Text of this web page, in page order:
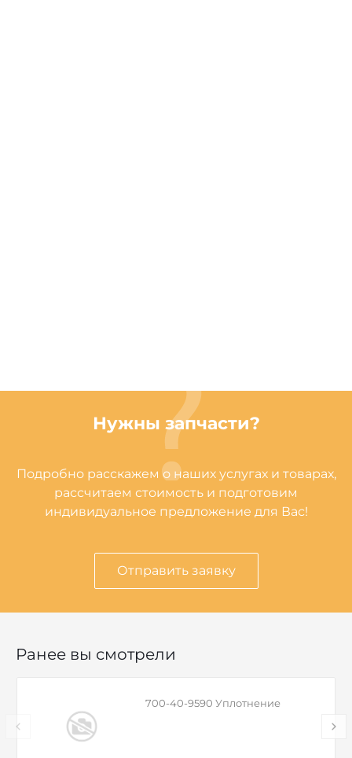
Нужны запчасти?
Подробно расскажем о наших услугах и товарах,
рассчитаем стоимость и подготовим
индивидуальное предложение для Вас!
Отправить заявку
Ранее вы смотрели
700-40-9590 Уплотнение